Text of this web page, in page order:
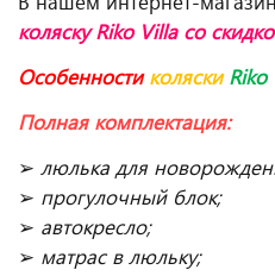
коляску Riko Villa со
ОсобенностиколяскиRiko
Полная комплектация:
➢ люлька для
➢ прогулочный блок;
➢ автокресло;
➢ матрас в люльку;